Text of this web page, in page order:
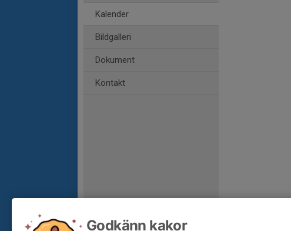
Kalender
Bildgalleri
Dokument
Kontakt
Godkänn kakor